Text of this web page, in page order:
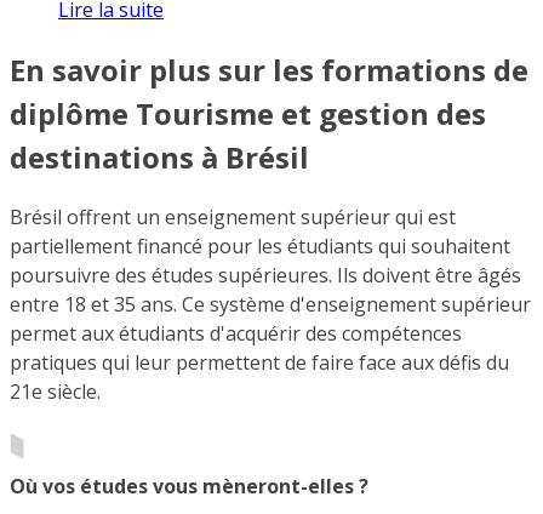
Lire la suite
En savoir plus sur les formations de
diplôme Tourisme et gestion des
destinations à Brésil
Brésil offrent un enseignement supérieur qui est
partiellement financé pour les étudiants qui souhaitent
poursuivre des études supérieures. Ils doivent être âgés
entre 18 et 35 ans. Ce système d'enseignement supérieur
permet aux étudiants d'acquérir des compétences
pratiques qui leur permettent de faire face aux défis du
21e siècle.
Où vos études vous mèneront-elles ?